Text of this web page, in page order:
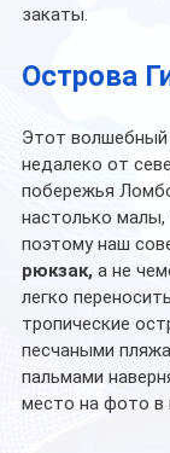
закаты.
Острова
Этот волшебный
недалеко от
побережья
настолько малы,
поэтому наш
рюкзак, а не
легко
тропические
песчаными
пальмами
место на фото в